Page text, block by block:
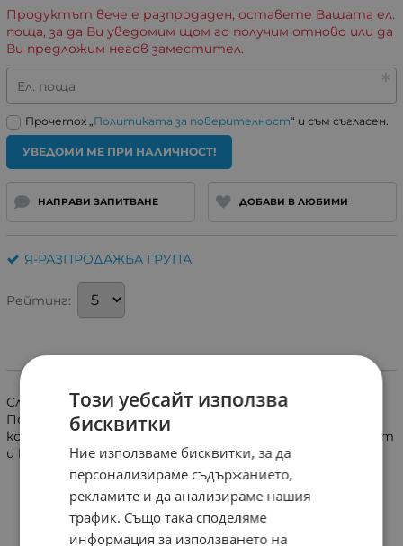
Продуктът вече е разпродаден, оставете Вашата ел.
поща, за да Ви уведомим щом го получим отново или да
Ви предложим негов заместител.
Ел. поща
Прочетох „ Политиката за поверителност“ и съм съгласен.
УВЕДОМИ МЕ ПРИ НАЛИЧНОСТ!
НАПРАВИ ЗАПИТВАНЕ ДОБАВИ В ЛЮБИМИ
Я-РАЗПРОДАЖБА ГРУПА
Рейтинг:
Слушалки с микрофон и комплект гумени накрайници.
Подходящи за смартфони и таблети . Жак 3.5mm. 4-
контактен. Кабел 1.2m. плосък. Добра чувствителност
и кристален звук.
Този уебсайт използва
бисквитки
Ние използваме бисквитки, за да
персонализираме съдържанието,
рекламите и да анализираме нашия
трафик. Също така споделяме
информация за използването на